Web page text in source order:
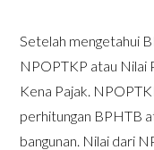
Setelah mengetahui
NPOPTKP atau Nilai
Kena Pajak.
perhitungan BPHTB
bangunan. Nilai dari